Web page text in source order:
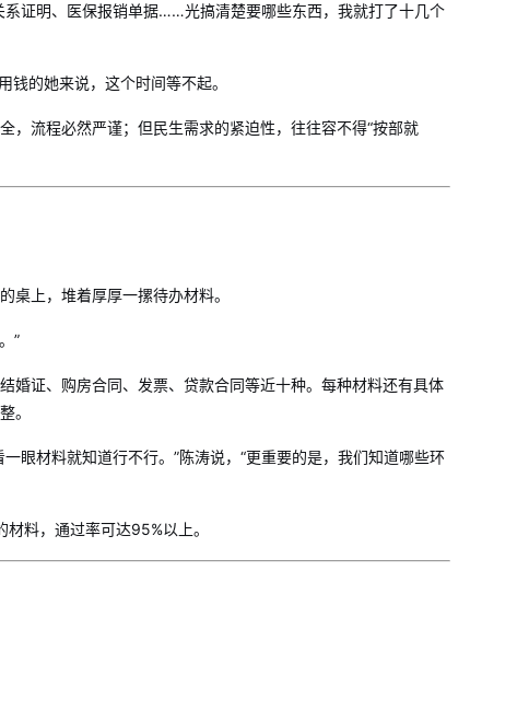
证明、医保报销单据……光搞清楚要哪些东西，我就打了十几个
钱的她来说，这个时间等不起。
，流程必然严谨；但民生需求的紧迫性，往往容不得“按部就
桌上，堆着厚厚一摞待办材料。
”
婚证、购房合同、发票、贷款合同等近十种。每种材料还有具体
。
眼材料就知道行不行。”陈涛说，“更重要的是，我们知道哪些环
料，通过率可达95%以上。